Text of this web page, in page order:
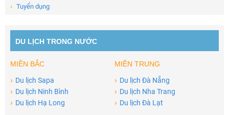
› Tuyển dụng
DU LỊCH TRONG NƯỚC
MIỀN BẮC
› Du lịch Sapa
› Du lịch Ninh Bình
› Du lịch Hạ Long
MIỀN TRUNG
› Du lịch Đà Nẵng
› Du lịch Nha Trang
› Du lịch Đà Lạt